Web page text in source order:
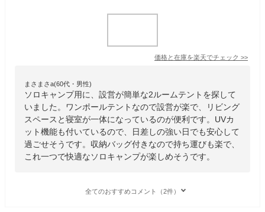
価格と在庫を楽天でチェック >>
まさまさa(60代・男性)
ソロキャンプ用に、設営が簡単な2ルームテントを探して
いました。ワンポールテントなので設営が楽で、リビング
スペースと寝室が一体になっているのが便利です。UVカ
ット機能も付いているので、日差しの強い日でも安心して
過ごせそうです。収納バッグ付きなので持ち運びも楽で、
これ一つで快適なソロキャンプが楽しめそうです。
全てのおすすめコメント（2件）